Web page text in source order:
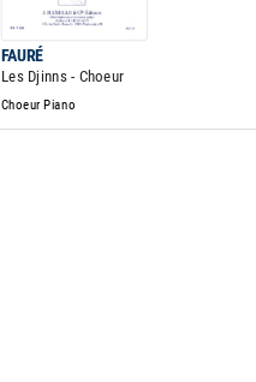
FAURÉ
Les Djinns - Choeur
Choeur Piano